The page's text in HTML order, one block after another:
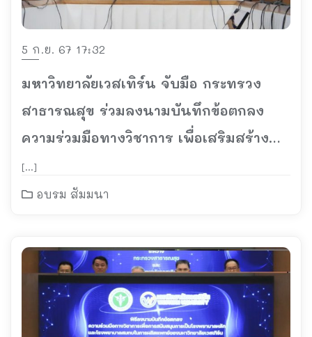
5 ก.ย. 67 17:32
มหาวิทยาลัยเวสเทิร์น จับมือ กระทรวง
สาธารณสุข ร่วมลงนามบันทึกข้อตกลง
ความร่วมมือทางวิชาการ เพื่อเสริมสร้าง
ศักยภาพการผลิตแพทย์
[…]
อบรม สัมมนา